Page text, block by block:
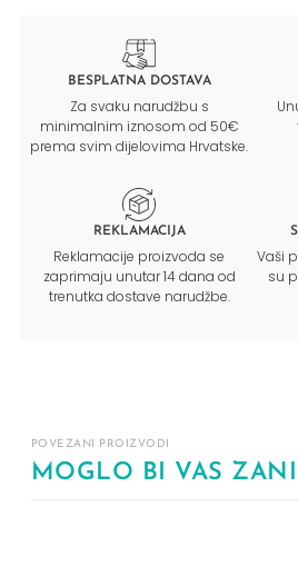
BESPLATNA DOSTAVA
Za svaku narudžbu s
minimalnim iznosom od 50€
prema svim dijelovima Hrvatske.
REKLAMACIJA
Reklamacije proizvoda se
zaprimaju unutar 14 dana od
trenutka dostave narudžbe.
Vaši
su
POVEZANI PROIZVODI
MOGLO BI VAS